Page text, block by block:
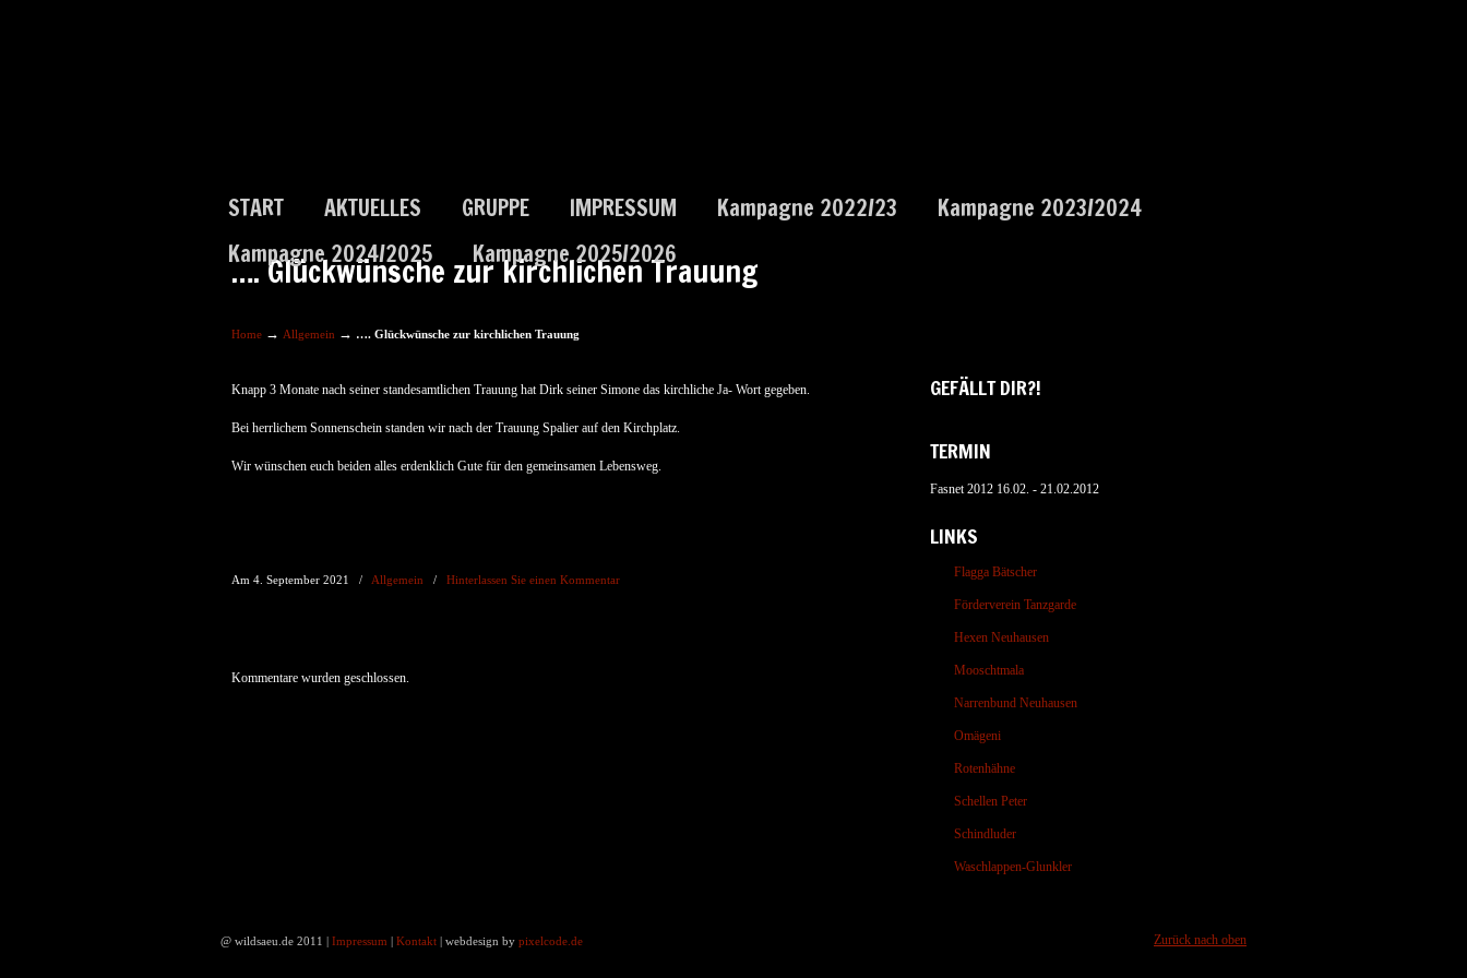
START AKTUELLES GRUPPE IMPRESSUM Kampagne 2022/23
Kampagne 2023/2024
Kampagne 2024/2025
Kampagne 2025/2026
…. Glückwünsche zur kirchlichen Trauung
Home → Allgemein → …. Glückwünsche zur kirchlichen Trauung
Knapp 3 Monate nach seiner standesamtlichen Trauung hat Dirk seiner Simone das kirchliche Ja- Wort gegeben.
Bei herrlichem Sonnenschein standen wir nach der Trauung Spalier auf den Kirchplatz.
Wir wünschen euch beiden alles erdenklich Gute für den gemeinsamen Lebensweg.
Am 4. September 2021 / Allgemein / Hinterlassen Sie einen Kommentar
Kommentare wurden geschlossen.
GEFÄLLT DIR?!
TERMIN
Fasnet 2012 16.02. - 21.02.2012
LINKS
Flagga Bätscher
Förderverein Tanzgarde
Hexen Neuhausen
Mooschtmala
Narrenbund Neuhausen
Omägeni
Rotenhähne
Schellen Peter
Schindluder
Waschlappen-Glunkler
@ wildsaeu.de 2011 | Impressum | Kontakt | webdesign by pixelcode.de Zurück nach oben